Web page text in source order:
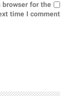
browser for the
time I comment.